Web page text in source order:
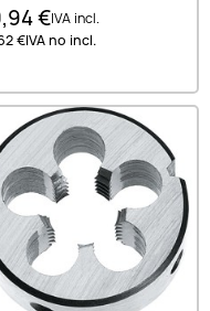
€IVA incl.
€IVA no incl.